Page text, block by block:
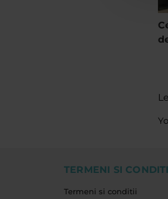
TERMENI SI
Termeni si conditii